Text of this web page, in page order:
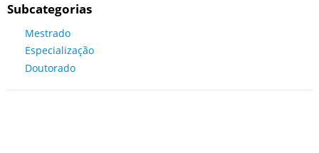
Subcategorias
Mestrado
Especialização
Doutorado